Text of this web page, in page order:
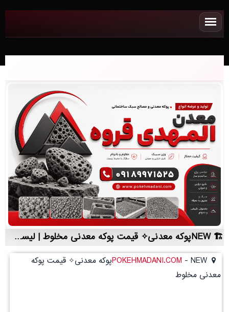
NEWپوکه معدنی✧ قیمت پوکه معدنی مخلوط | لیست قیمت روز و خرید مستقیم ، مناسب تر از نمایندگی شهرستان ها
POKEHMADANI.COM -
NEWپوکه معدنی✧ قیمت پوکه
معدنی مخلوط